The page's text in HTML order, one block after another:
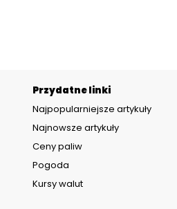
Przydatne linki
Najpopularniejsze artykuły
Najnowsze artykuły
Ceny paliw
Pogoda
Kursy walut